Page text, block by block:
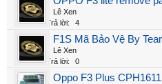
Lê Xen
Trả lời:
4
F1S Mã Bảo Vệ By
Lê Xen
Trả lời:
0
Oppo F3 Plus